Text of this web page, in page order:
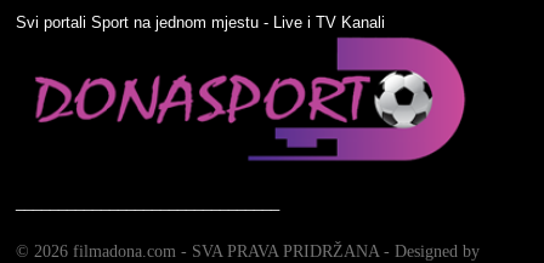
Svi portali Sport na jednom mjestu - Live i TV Kanali
© 2026 filmadona.com - SVA PRAVA PRIDRŽANA - Designed by